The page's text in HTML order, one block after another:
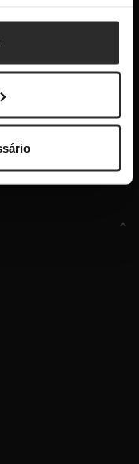
e
e aplica-se aPolítica
Google.